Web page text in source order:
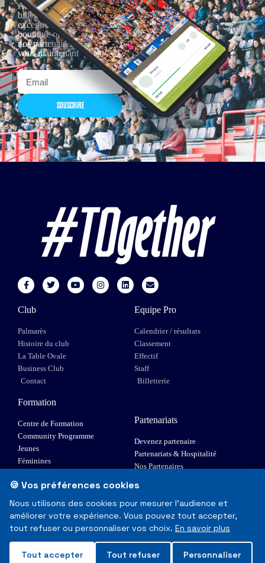
Actualités, nouveautés,
billetterie, remises
exceptionnelles dans la
boutique officielles & chez
nos partenaires… Inscrivez-
vous maintenant
SOUSCRIRE
Club
Palmarès
Histoire du club
La Table Ovale
Business Club
Contact
Equipe Pro
Calendrier / résultats
Classement
Effectif
Staff
Billetterie
Formation
Centre de Formation
Community Programme
Jeunes
Féminines
Elite 1
Partenariats
Devenez partenaire
Partenariats & Hospitalité
Nos Partenaires
© Toulouse Olympique XIII - Tous droits réservés
Mentions Légales & RGPD
🍪 Vos préférences cookies
Nous utilisons des cookies pour mesurer l'audience et
améliorer votre expérience. Vous pouvez tout accepter,
tout refuser ou personnaliser vos choix. En savoir plus
Tout accepter Tout refuser Personnaliser